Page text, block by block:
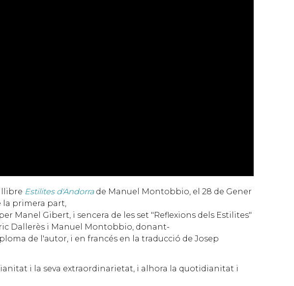
llibre Estilites d'Andorrade Manuel Montobbio, el 28 de Gener
la primera part,
Manel Gibert, i sencera de les set "Reflexions dels Estilites"
Dallerès i Manuel Montobbio, donant-
de l'autor, i en francés en la traducció de Josep
i la seva extraordinarietat, i alhora la quotidianitat i